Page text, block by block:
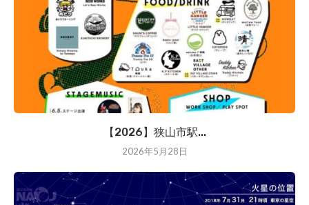
【2026】狭山市駅...
2026年5月28日